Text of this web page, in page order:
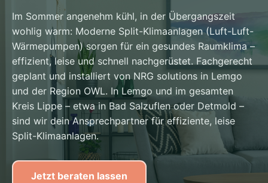
Im Sommer angenehm kühl, in der Übergangszeit
wohlig warm: Moderne Split-Klimaanlagen (Luft-Luft-
Wärmepumpen) sorgen für ein gesundes Raumklima –
effizient, leise und schnell nachgerüstet. Fachgerecht
geplant und installiert von NRG solutions in Lemgo
und der Region OWL. In Lemgo und im gesamten
Kreis Lippe – etwa in Bad Salzuflen oder Detmold –
sind wir dein Ansprechpartner für effiziente, leise
Split-Klimaanlagen.
Jetzt beraten lassen